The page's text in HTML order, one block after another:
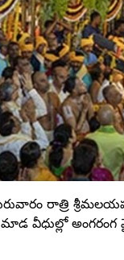
రాత్రి
మాడ వీధుల్లో